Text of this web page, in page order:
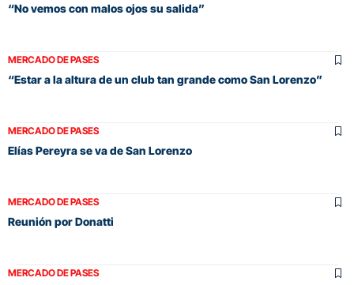
“No vemos con malos ojos su salida”
MERCADO DE PASES
“Estar a la altura de un club tan grande como San Lorenzo”
MERCADO DE PASES
Elías Pereyra se va de San Lorenzo
MERCADO DE PASES
Reunión por Donatti
MERCADO DE PASES